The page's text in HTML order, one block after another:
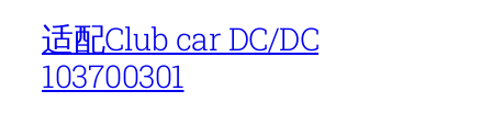
适配Club car DC/DC
103700301